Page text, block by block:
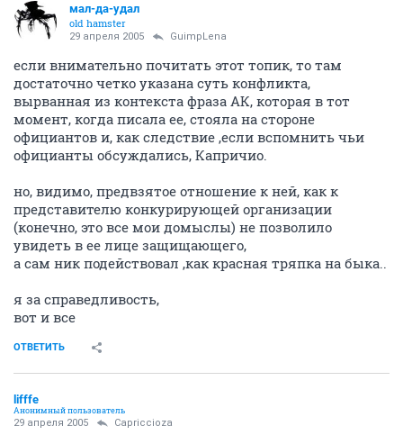
мал-да-удал
old hamster
29 апреля 2005 GuimpLena
если внимательно почитать этот топик, то там
достаточно четко указана суть конфликта,
вырванная из контекста фраза АК, которая в тот
момент, когда писала ее, стояла на стороне
официантов и, как следствие ,если вспомнить чьи
официанты обсуждались, Капричио.
но, видимо, предвзятое отношение к ней, как к
представителю конкурирующей организации
(конечно, это все мои домыслы) не позволило
увидеть в ее лице защищающего,
а сам ник подействовал ,как красная тряпка на быка..
я за справедливость,
вот и все
ОТВЕТИТЬ
lifffe
Анонимный пользователь
29 апреля 2005 Capriccioza